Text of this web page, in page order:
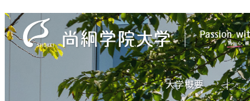
大学概要